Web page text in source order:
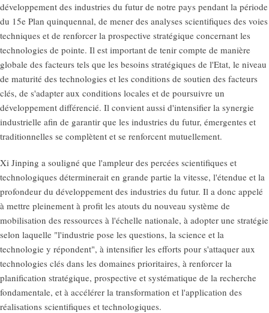
développement des industries du futur de notre pays pendant la période
du 15e Plan quinquennal, de mener des analyses scientifiques des voies
techniques et de renforcer la prospective stratégique concernant les
technologies de pointe. Il est important de tenir compte de manière
globale des facteurs tels que les besoins stratégiques de l'Etat, le niveau
de maturité des technologies et les conditions de soutien des facteurs
clés, de s'adapter aux conditions locales et de poursuivre un
développement différencié. Il convient aussi d'intensifier la synergie
industrielle afin de garantir que les industries du futur, émergentes et
traditionnelles se complètent et se renforcent mutuellement.
Xi Jinping a souligné que l'ampleur des percées scientifiques et
technologiques déterminerait en grande partie la vitesse, l'étendue et la
profondeur du développement des industries du futur. Il a donc appelé
à mettre pleinement à profit les atouts du nouveau système de
mobilisation des ressources à l'échelle nationale, à adopter une stratégie
selon laquelle "l'industrie pose les questions, la science et la
technologie y répondent", à intensifier les efforts pour s'attaquer aux
technologies clés dans les domaines prioritaires, à renforcer la
planification stratégique, prospective et systématique de la recherche
fondamentale, et à accélérer la transformation et l'application des
réalisations scientifiques et technologiques.